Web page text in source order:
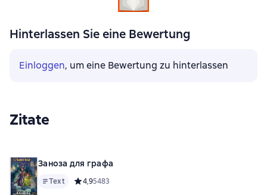
Hinterlassen Sie eine Bewertung
Einloggen, um eine Bewertung zu hinterlassen
Zitate
Заноза для графа
Text Средний рейтинг 4,9 на основе 5483 оценок
4,95483